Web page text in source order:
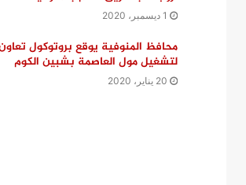
1 ديسمبر، 2020
محافظ المنوفية يوقع بروتوكول
لتشغيل مول العاصمة بشبين الكوم
20 يناير، 2020